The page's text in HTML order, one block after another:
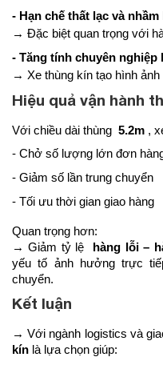
- Hạn chế thất lạc và nhầm
→ Đặc biệt quan trọng với
- Tăng tính chuyên nghiệp
→ Xe thùng kín tạo hình
Hiệu quả vận hành
Với chiều dài thùng 5.2m ,
- Chở số lượng lớn đơn
- Giảm số lần trung chuyển
- Tối ưu thời gian giao hàng
Quan trọng hơn:
→ Giảm tỷ lệ
hàng lỗi –
yếu tố ảnh hưởng trực
chuyển.
Kết luận
→ Với ngành logistics và
kín là lựa chọn giúp: